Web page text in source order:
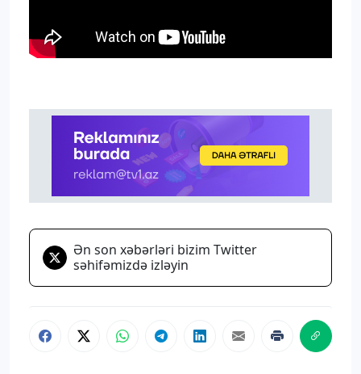
Ən son xəbərləri bizim Twitter
səhifəmizdə izləyin